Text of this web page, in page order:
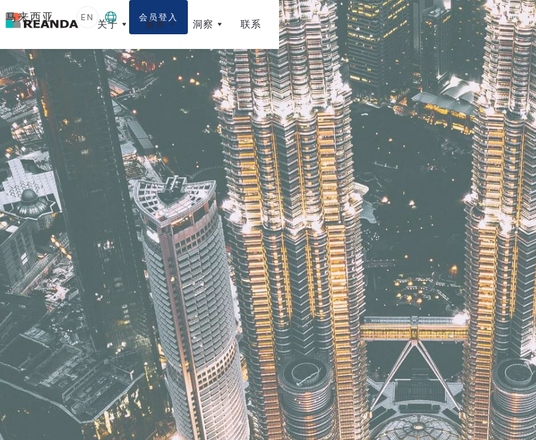
关于 服务 洞察 联系
马来西亚 EN 会员登入